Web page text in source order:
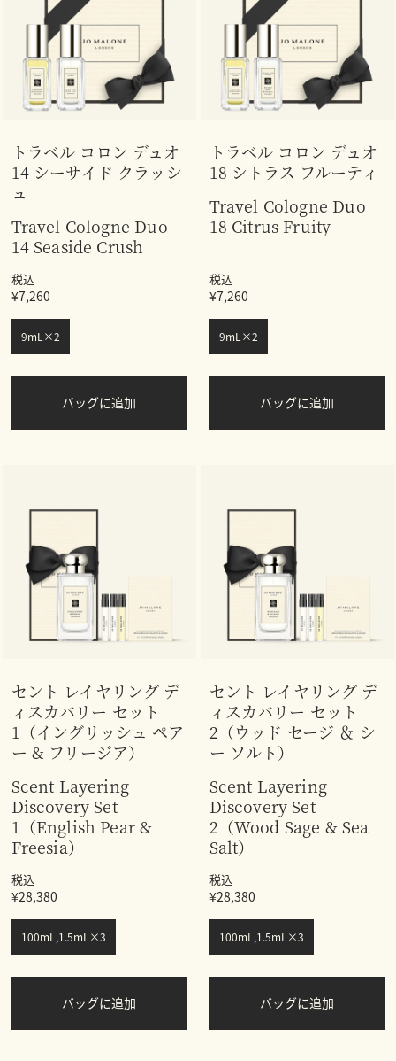
トラベル コロン デュオ
14 シーサイド クラッシ
ュ
Travel Cologne Duo
14 Seaside Crush
税込
¥7,260
9mL×2
バッグに追加
トラベル コロン デュオ
18 シトラス フルーティ
Travel Cologne Duo
18 Citrus Fruity
税込
¥7,260
9mL×2
バッグに追加
セント レイヤリング デ
ィスカバリー セット
1（イングリッシュ ペア
ー & フリージア）
Scent Layering
Discovery Set
1（English Pear &
Freesia）
税込
¥28,380
100mL,1.5mL×3
バッグに追加
セント レイヤリング デ
ィスカバリー セット
2（ウッド セージ ＆ シ
ー ソルト）
Scent Layering
Discovery Set
2（Wood Sage & Sea
Salt）
税込
¥28,380
100mL,1.5mL×3
バッグに追加